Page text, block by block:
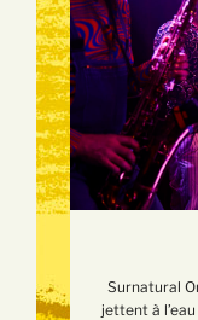
Surnatural
jettent à